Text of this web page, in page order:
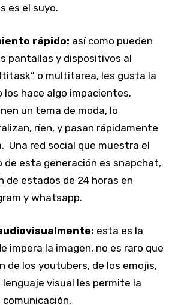
es el suyo.
rápido: así como pueden
pantallas y dispositivos al
o multitarea, les gusta la
hace algo impacientes.
un tema de moda, lo
ríen, y pasan rápidamente
Una red social que muestra el
esta generación es snapchat,
de estados de 24 horas en
y whatsapp.
esta es la
impera la imagen, no es raro que
de los youtubers, de los emojis,
lenguaje visual les permite la